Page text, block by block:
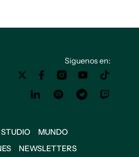
Siguenos en:
MUNDO
NEWSLETTERS